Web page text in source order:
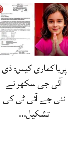
پریا کماری کیس: ڈی
آئی جی سکھر نے
نئی جے آئی ٹی کی
تشکیل…